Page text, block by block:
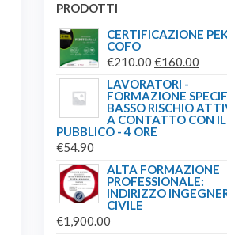
PRODOTTI
CERTIFICAZIONE
COFO
€210.00IL
PREZZO
ORIGINALE
ERA:
€210.00.
€160.00
È:
LAVORATORI -
FORMAZIONE
BASSO RISCHIO
A CONTATTO CON IL
PUBBLICO - 4 ORE
€54.90
ALTA FORMAZIONE
PROFESSIONALE:
INDIRIZZO
CIVILE
€1,900.00